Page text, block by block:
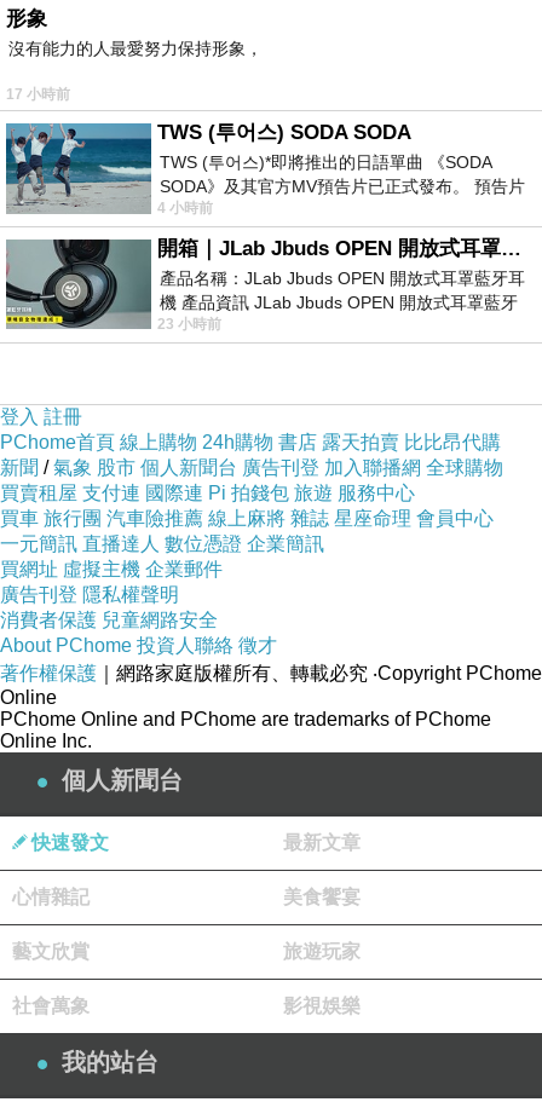
形象
沒有能力的人最愛努力保持形象，
17 小時前
TWS (투어스) SODA SODA
TWS (투어스)*即將推出的日語單曲 《SODA
SODA》及其官方MV預告片已正式發布。 預告片
一經發布， 就引發了粉絲們對這次夏季回
4 小時前
開箱｜JLab Jbuds OPEN 開放式耳罩藍牙耳機 - 設計美學，輕巧、透氣、環境音全物理達成！
產品名稱：JLab Jbuds OPEN 開放式耳罩藍牙耳
機 產品資訊 JLab Jbuds OPEN 開放式耳罩藍牙
耳機評語：非常有特色，值得喜愛美型工
23 小時前
登入 註冊
PChome首頁 線上購物 24h購物 書店 露天拍賣 比比昂代購
新聞 /氣象 股市 個人新聞台 廣告刊登 加入聯播網 全球購物
買賣租屋 支付連 國際連 Pi 拍錢包 旅遊 服務中心
買車 旅行團 汽車險推薦 線上麻將 雜誌 星座命理 會員中心
一元簡訊 直播達人 數位憑證 企業簡訊
買網址 虛擬主機 企業郵件
廣告刊登 隱私權聲明
消費者保護 兒童網路安全
About PChome 投資人聯絡 徵才
著作權保護 ｜網路家庭版權所有、轉載必究 ‧Copyright PChome
Online
PChome Online and PChome are trademarks of PChome
Online Inc.
個人新聞台
快速發文 最新文章
心情雜記 美食饗宴
藝文欣賞 旅遊玩家
社會萬象 影視娛樂
我的站台